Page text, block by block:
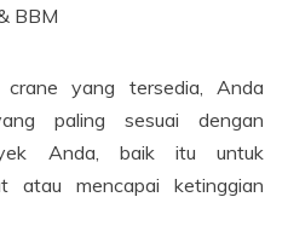
BBM
crane yang tersedia, Anda
paling sesuai dengan
Anda, baik itu untuk
atau mencapai ketinggian